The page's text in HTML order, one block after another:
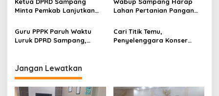
Minta Pemkab Lanjutkan
Masyarakat
Lahan Pertanian Pangan
Guru PPPK Paruh Waktu
Luruk DPRD Sampang,
Cari Titik Temu,
Penyelenggara Konser
Jangan Lewatkan